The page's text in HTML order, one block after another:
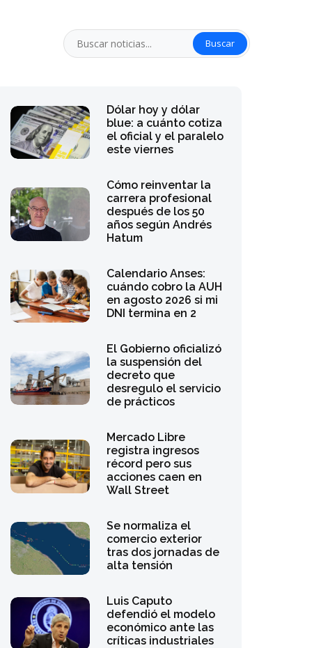
Buscar
Dólar hoy y dólar
blue: a cuánto cotiza
el oficial y el paralelo
este viernes
Cómo reinventar la
carrera profesional
después de los 50
años según Andrés
Hatum
Calendario Anses:
cuándo cobro la AUH
en agosto 2026 si mi
DNI termina en 2
El Gobierno oficializó
la suspensión del
decreto que
desregulo el servicio
de prácticos
Mercado Libre
registra ingresos
récord pero sus
acciones caen en
Wall Street
Se normaliza el
comercio exterior
tras dos jornadas de
alta tensión
Luis Caputo
defendió el modelo
económico ante las
críticas industriales